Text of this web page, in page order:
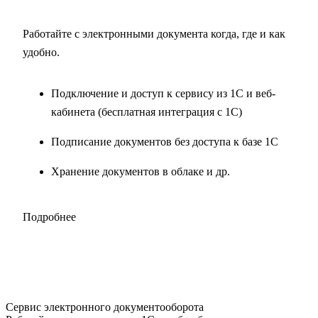
Работайте с электронными документа когда, где и как
удобно.
Подключение и доступ к сервису из 1С и веб-
кабинета (бесплатная интеграция с 1С)
Подписание документов без доступа к базе 1С
Хранение документов в облаке и др.
Подробнее
Сервис электронного документооборота